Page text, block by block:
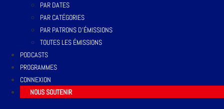
PAR DATES
PAR CATÉGORIES
PAR PATRONS D’ÉMISSIONS
TOUTES LES ÉMISSIONS
PODCASTS
PROGRAMMES
CONNEXION
NOUS SOUTENIR